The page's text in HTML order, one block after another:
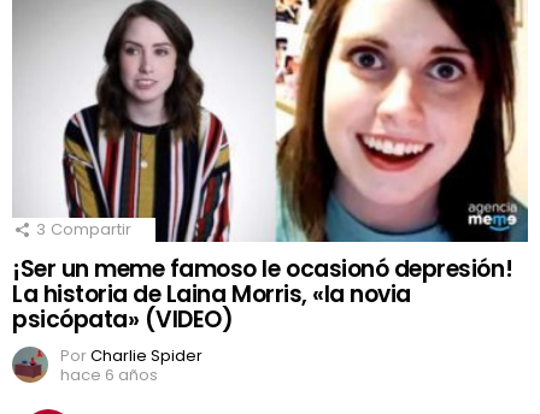
3 Compartir
¡Ser un meme famoso le ocasionó depresión!
La historia de Laina Morris, «la novia
psicópata» (VIDEO)
PorCharlie Spider
hace 6 años